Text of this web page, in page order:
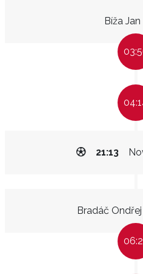
Bíža Jan
21:13
Bradáč Ondřej